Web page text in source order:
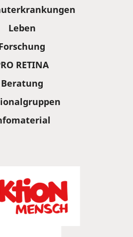
Leben
RETINA
Beratung